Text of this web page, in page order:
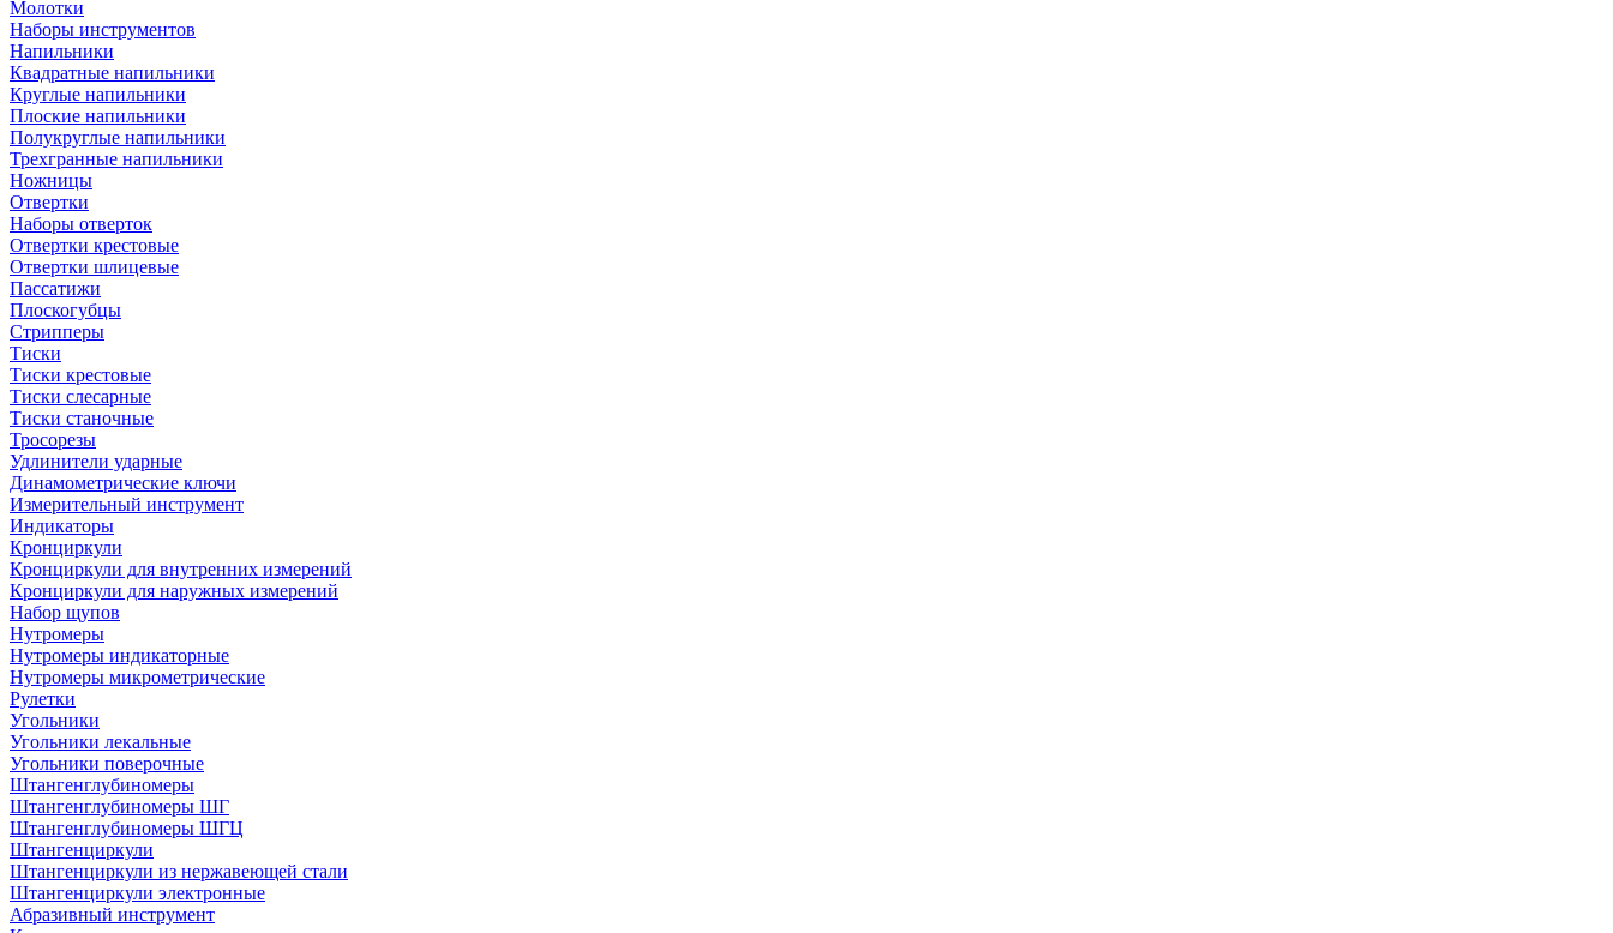
Молотки
Наборы инструментов
Напильники
Квадратные напильники
Круглые напильники
Плоские напильники
Полукруглые напильники
Трехгранные напильники
Ножницы
Отвертки
Наборы отверток
Отвертки крестовые
Отвертки шлицевые
Пассатижи
Плоскогубцы
Стрипперы
Тиски
Тиски крестовые
Тиски слесарные
Тиски станочные
Тросорезы
Удлинители ударные
Динамометрические ключи
Измерительный инструмент
Индикаторы
Кронциркули
Кронциркули для внутренних измерений
Кронциркули для наружных измерений
Набор щупов
Нутромеры
Нутромеры индикаторные
Нутромеры микрометрические
Рулетки
Угольники
Угольники лекальные
Угольники поверочные
Штангенглубиномеры
Штангенглубиномеры ШГ
Штангенглубиномеры ШГЦ
Штангенциркули
Штангенциркули из нержавеющей стали
Штангенциркули электронные
Абразивный инструмент